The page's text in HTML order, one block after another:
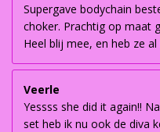
Supergave bodychain
choker. Prachtig op maat
Heel blij mee, en heb ze
Veerle
Yessss she did it again!!
set heb ik nu ook de diva